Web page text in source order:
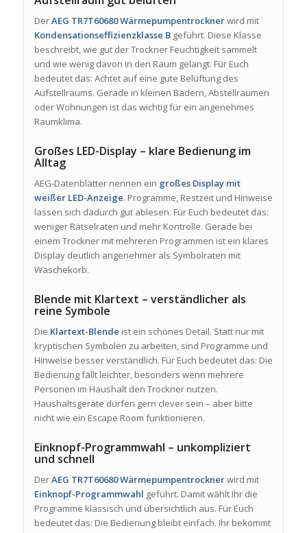
DerAEG TR7T60680 Wärmepumpentrocknerwird mit
Kondensationseffizienzklasse Bgeführt. Diese Klasse
beschreibt, wie gut der Trockner Feuchtigkeit sammelt
und wie wenig davon in den Raum gelangt. Für Euch
bedeutet das: Achtet auf eine gute Belüftung des
Aufstellraums. Gerade in kleinen Bädern, Abstellräumen
oder Wohnungen ist das wichtig für ein angenehmes
Raumklima.
Großes LED-Display – klare Bedienung im
Alltag
AEG-Datenblätter nennen ein großes Display mit
weißer LED-Anzeige. Programme, Restzeit und Hinweise
lassen sich dadurch gut ablesen. Für Euch bedeutet das:
weniger Rätselraten und mehr Kontrolle. Gerade bei
einem Trockner mit mehreren Programmen ist ein klares
Display deutlich angenehmer als Symbolraten mit
Wäschekorb.
Blende mit Klartext – verständlicher als
reine Symbole
Die Klartext-Blende ist ein schönes Detail. Statt nur mit
kryptischen Symbolen zu arbeiten, sind Programme und
Hinweise besser verständlich. Für Euch bedeutet das: Die
Bedienung fällt leichter, besonders wenn mehrere
Personen im Haushalt den Trockner nutzen.
Haushaltsgeräte dürfen gern clever sein – aber bitte
nicht wie ein Escape Room funktionieren.
Einknopf-Programmwahl – unkompliziert
und schnell
DerAEG TR7T60680 Wärmepumpentrocknerwird mit
Einknopf-Programmwahl geführt. Damit wählt Ihr die
Programme klassisch und übersichtlich aus. Für Euch
bedeutet das: Die Bedienung bleibt einfach. Ihr bekommt